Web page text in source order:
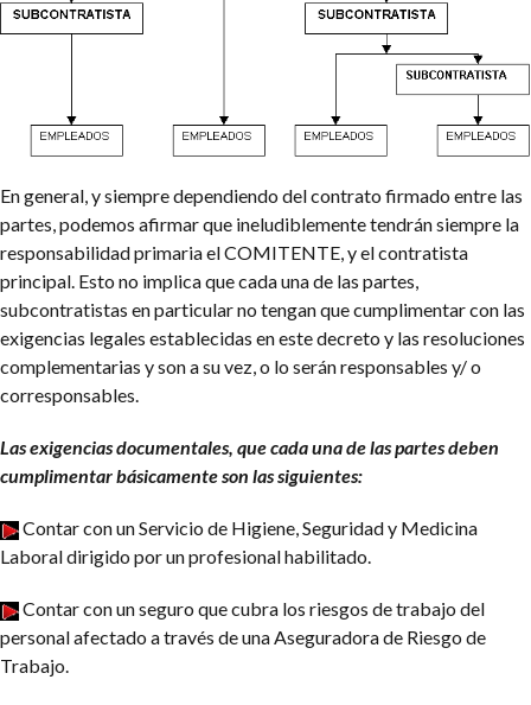
En general, y siempre dependiendo del contrato firmado entre las
partes, podemos afirmar que ineludiblemente tendrán siempre la
responsabilidad primaria el COMITENTE, y el contratista
principal. Esto no implica que cada una de las partes,
subcontratistas en particular no tengan que cumplimentar con las
exigencias legales establecidas en este decreto y las resoluciones
complementarias y son a su vez, o lo serán responsables y/ o
corresponsables.
Las exigencias documentales, que cada una de las partes deben
cumplimentar básicamente son las siguientes:
Contar con un Servicio de Higiene, Seguridad y Medicina
Laboral dirigido por un profesional habilitado.
Contar con un seguro que cubra los riesgos de trabajo del
personal afectado a través de una Aseguradora de Riesgo de
Trabajo.